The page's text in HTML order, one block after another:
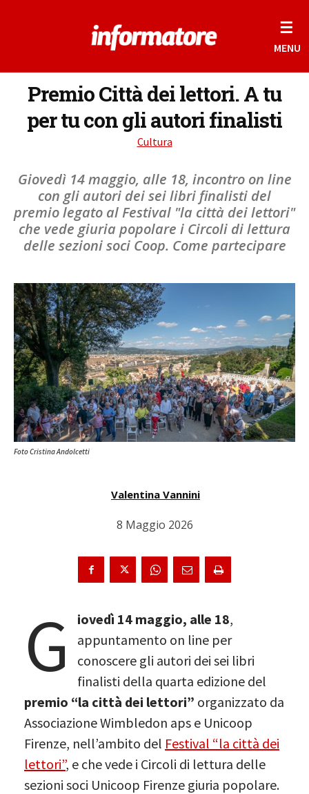
☰
MENU
Premio Città dei lettori. A tu
per tu con gli autori finalisti
Cultura
Giovedì 14 maggio, alle 18, incontro on line
con gli autori dei sei libri finalisti del
premio legato al Festival "la città dei lettori"
che vede giuria popolare i Circoli di lettura
delle sezioni soci Coop. Come partecipare
Foto Cristina Andolcetti
Valentina Vannini
8 Maggio 2026
G iovedì 14 maggio, alle 18,
appuntamento on line per
conoscere gli autori dei sei libri
finalisti della quarta edizione del
premio “la città dei lettori” organizzato da
Associazione Wimbledon aps e Unicoop
Firenze, nell’ambito del Festival “la città dei
lettori”, e che vede i Circoli di lettura delle
sezioni soci Unicoop Firenze giuria popolare.